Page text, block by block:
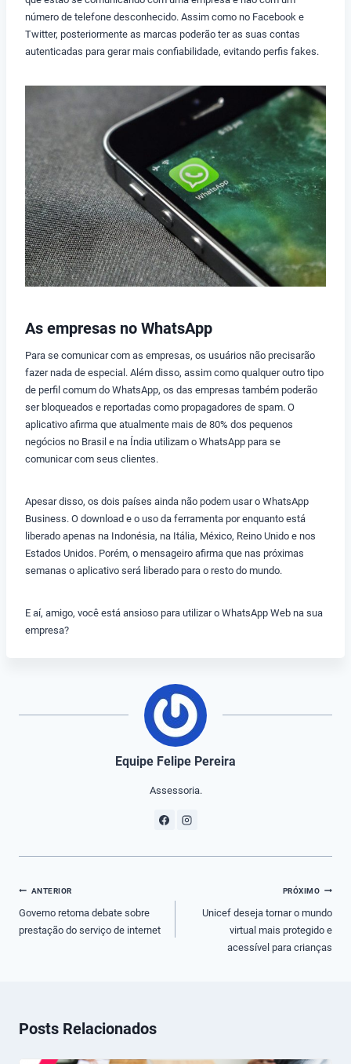
número de telefone desconhecido. Assim como no Facebook e
Twitter, posteriormente as marcas poderão ter as suas contas
autenticadas para gerar mais confiabilidade, evitando perfis fakes.
As empresas no WhatsApp
Para se comunicar com as empresas, os usuários não precisarão
fazer nada de especial. Além disso, assim como qualquer outro tipo
de perfil comum do WhatsApp, os das empresas também poderão
ser bloqueados e reportadas como propagadores de spam. O
aplicativo afirma que atualmente mais de 80% dos pequenos
negócios no Brasil e na Índia utilizam o WhatsApp para se
comunicar com seus clientes.
Apesar disso, os dois países ainda não podem usar o WhatsApp
Business. O download e o uso da ferramenta por enquanto está
liberado apenas na Indonésia, na Itália, México, Reino Unido e nos
Estados Unidos. Porém, o mensageiro afirma que nas próximas
semanas o aplicativo será liberado para o resto do mundo.
E aí, amigo, você está ansioso para utilizar o WhatsApp Web na sua
empresa?
Equipe Felipe Pereira
Assessoria.
Navegação
de
Post
ANTERIOR
Governo retoma debate sobre
prestação do serviço de internet
PRÓXIMO
Unicef deseja tornar o mundo
virtual mais protegido e
acessível para crianças
Posts Relacionados